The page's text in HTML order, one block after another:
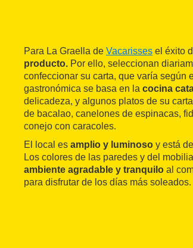
Para La Graella de Vacarisses el éxito
producto. Por ello, seleccionan
confeccionar su carta, que varía según
gastronómica se basa en la cocina
delicadeza, y algunos platos de su
de bacalao, canelones de espinacas,
conejo con caracoles.
El local es amplio y luminoso y está
Los colores de las paredes y del
ambiente agradable y tranquilo al
para disfrutar de los días más soleados.